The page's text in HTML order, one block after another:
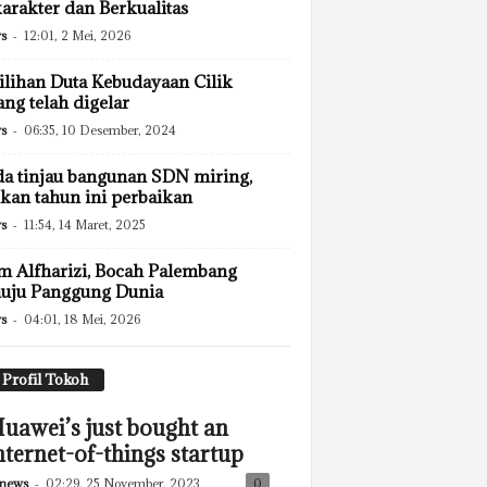
dan Berkualitas
- 12:01, 2 Mei, 2026
Duta Kebudayaan Cilik
telah digelar
- 06:35, 10 Desember, 2024
tinjau bangunan SDN miring,
tahun ini perbaikan
- 11:54, 14 Maret, 2025
Alfharizi, Bocah Palembang
Panggung Dunia
- 04:01, 18 Mei, 2026
Profil Tokoh
just bought an
of-things startup
- 02:29, 25 November, 2023 0